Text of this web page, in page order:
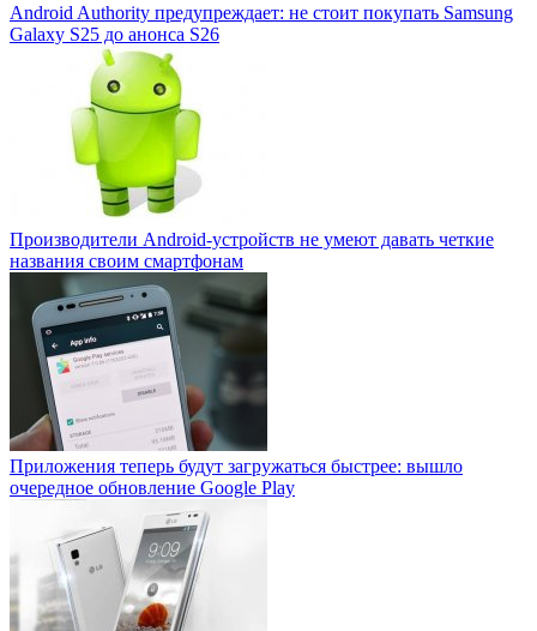
Android Authority предупреждает: не стоит покупать Samsung
Galaxy S25 до анонса S26
Производители Android-устройств не умеют давать четкие
названия своим смартфонам
Приложения теперь будут загружаться быстрее: вышло
очередное обновление Google Play